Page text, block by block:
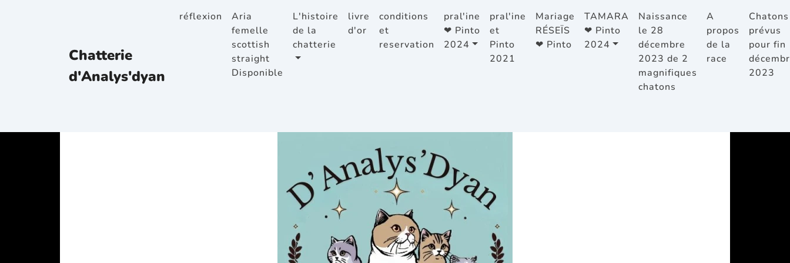
Chatterie
d'Analys'dyan
réflexion
Aria
femelle
scottish
straight
Disponible
L'histoire
de la
chatterie
livre
d'or
conditions
et
reservation
pral'ine
❤ Pinto
2024
pral'ine
et
Pinto
2021
Mariage
RÉSEÏS
❤ Pinto
TAMARA
❤ Pinto
2024
Naissance
le 28
décembre
2023 de 2
magnifiques
chatons
A
propos
de la
race
Chatons
prévus
pour fin
2023